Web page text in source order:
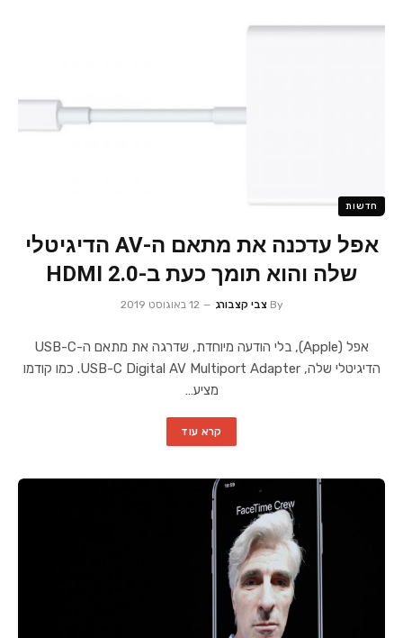
חדשות
אפל עדכנה את מתאם ה-AV הדיגיטלי
שלה והוא תומך כעת ב-HDMI 2.0
By צבי קצבורג 12 באוגוסט 2019
אפל (Apple), בלי הודעה מיוחדת, שדרגה את מתאם ה-USB-C
הדיגיטלי שלה, USB-C Digital AV Multiport Adapter. כמו קודמו
מציע…
קרא עוד